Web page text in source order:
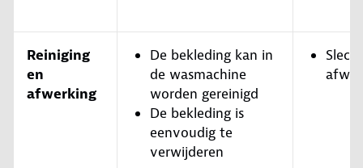
Reiniging
en
afwerking
De bekleding kan in
de wasmachine
worden gereinigd
De bekleding is
eenvoudig te
verwijderen